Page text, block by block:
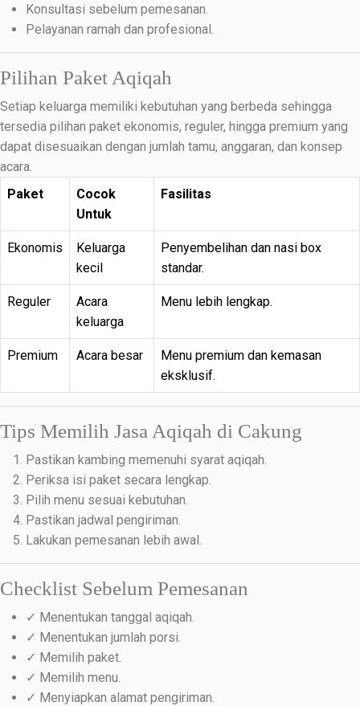
Konsultasi sebelum pemesanan.
Pelayanan ramah dan profesional.
Pilihan Paket Aqiqah
Setiap keluarga memiliki kebutuhan yang berbeda sehingga
tersedia pilihan paket ekonomis, reguler, hingga premium yang
dapat disesuaikan dengan jumlah tamu, anggaran, dan konsep
acara.
Paket
Cocok
Untuk
Fasilitas
Ekonomis
Keluarga
kecil
Penyembelihan dan nasi box
standar.
Reguler
Acara
keluarga
Menu lebih lengkap.
Premium Acara besar
Menu premium dan kemasan
eksklusif.
Tips Memilih Jasa Aqiqah di Cakung
Pastikan kambing memenuhi syarat aqiqah.
Periksa isi paket secara lengkap.
Pilih menu sesuai kebutuhan.
Pastikan jadwal pengiriman.
Lakukan pemesanan lebih awal.
Checklist Sebelum Pemesanan
✓ Menentukan tanggal aqiqah.
✓ Menentukan jumlah porsi.
✓ Memilih paket.
✓ Memilih menu.
✓ Menyiapkan alamat pengiriman.